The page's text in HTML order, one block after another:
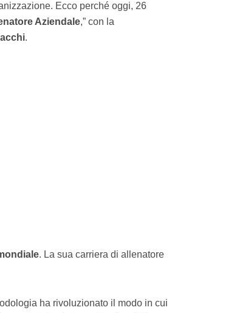
Ecco perché oggi, 26
Aziendale,” con la
.
. La sua carriera di allenatore
ha rivoluzionato il modo in cui